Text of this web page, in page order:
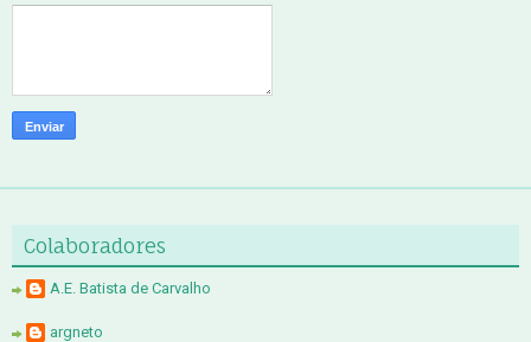
Colaboradores
A.E. Batista de Carvalho
argneto